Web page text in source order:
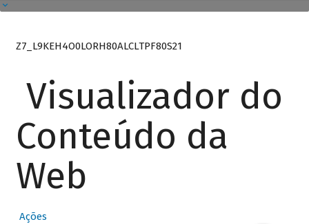
Z7_L9KEH4O0LORH80ALCLTPF80S21
Visualizador do
Conteúdo da
Web
Ações